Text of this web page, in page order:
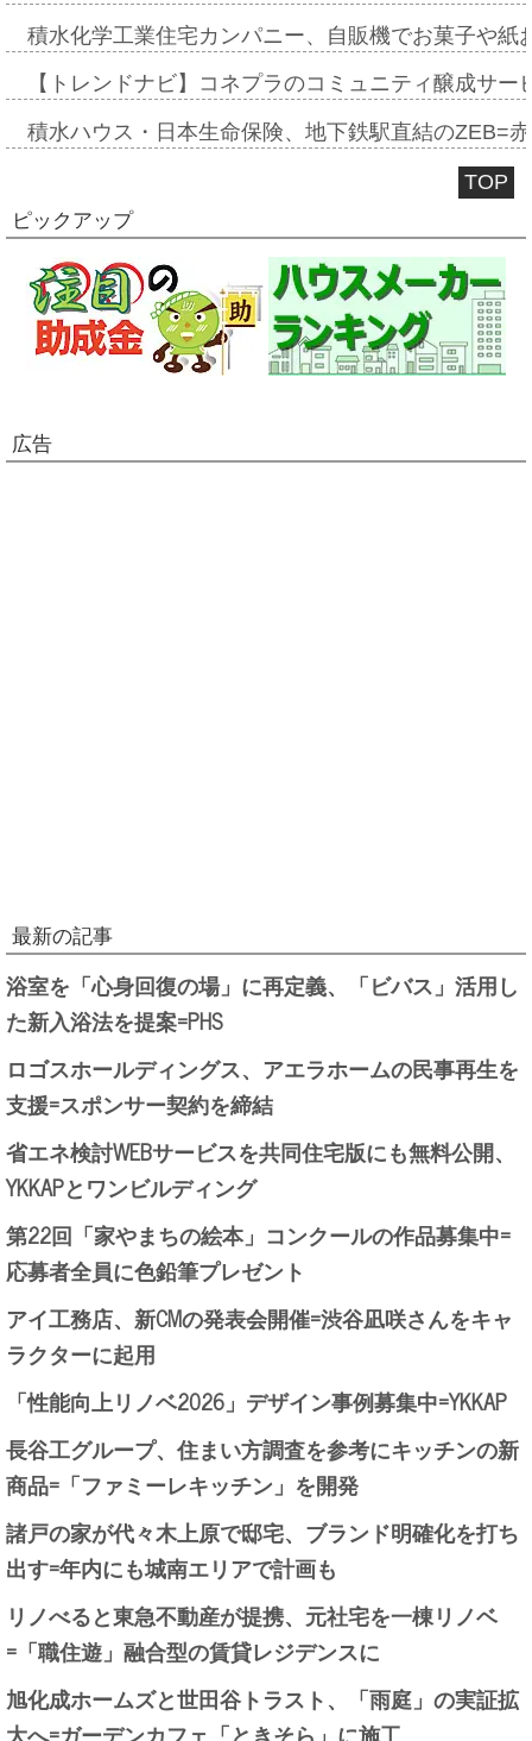
積水化学工業住宅カンパニー、自販機でお菓子や
【トレンドナビ】コネプラのコミュニティ醸成サ
積水ハウス・日本生命保険、地下鉄駅直結のZEB=
TOP
ピックアップ
広告
最新の記事
浴室を「心身回復の場」に再定義、「ビバス」活用し
た新入浴法を提案=PHS
ロゴスホールディングス、アエラホームの民事再生を
支援=スポンサー契約を締結
省エネ検討WEBサービスを共同住宅版にも無料公開、
YKKAPとワンビルディング
第22回「家やまちの絵本」コンクールの作品募集中=
応募者全員に色鉛筆プレゼント
アイ工務店、新CMの発表会開催=渋谷凪咲さんをキャ
ラクターに起用
「性能向上リノベ2026」デザイン事例募集中=YKKAP
長谷工グループ、住まい方調査を参考にキッチンの新
商品=「ファミーレキッチン」を開発
諸戸の家が代々木上原で邸宅、ブランド明確化を打ち
出す=年内にも城南エリアで計画も
リノべると東急不動産が提携、元社宅を一棟リノベ
=「職住遊」融合型の賃貸レジデンスに
旭化成ホームズと世田谷トラスト、「雨庭」の実証拡
大へ=ガーデンカフェ「ときそら」に施工